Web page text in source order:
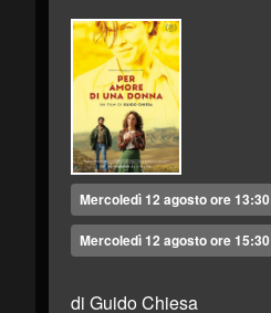
Mercoledì 12 agosto ore 13:30
Mercoledì 12 agosto ore 15:30
di Guido Chiesa